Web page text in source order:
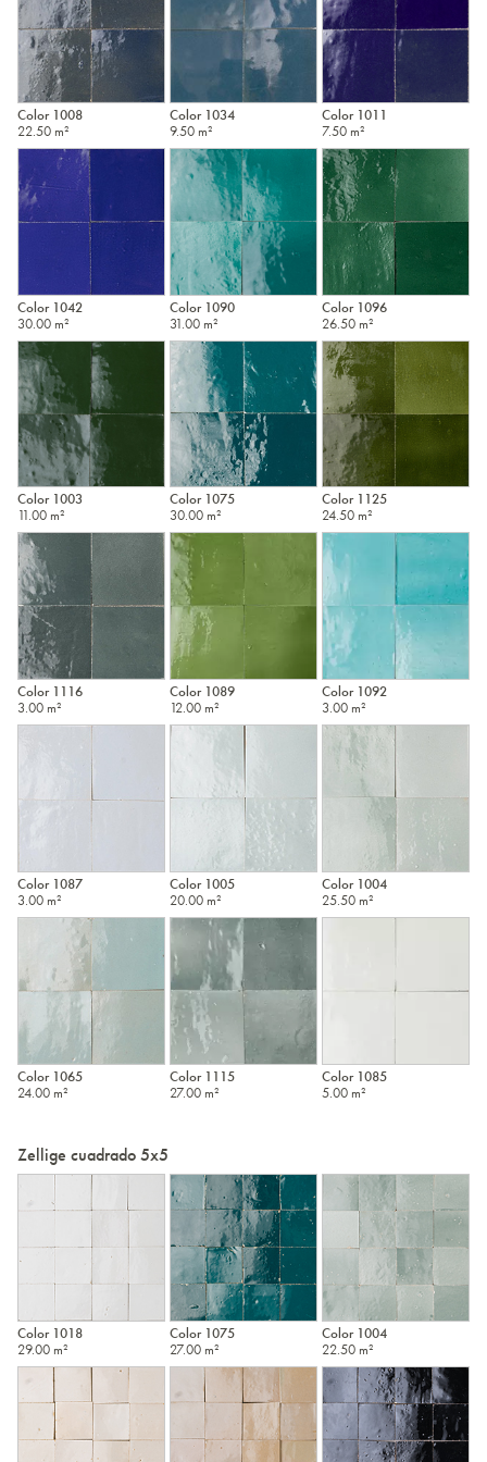
Color 1008
22.50 m²
Color 1034
9.50 m²
Color 1011
7.50 m²
Color 1042
30.00 m²
Color 1090
31.00 m²
Color 1096
26.50 m²
Color 1003
11.00 m²
Color 1075
30.00 m²
Color 1125
24.50 m²
Color 1116
3.00 m²
Color 1089
12.00 m²
Color 1092
3.00 m²
Color 1087
3.00 m²
Color 1005
20.00 m²
Color 1004
25.50 m²
Color 1065
24.00 m²
Color 1115
27.00 m²
Color 1085
5.00 m²
Zellige cuadrado 5x5
Color 1018
29.00 m²
Color 1075
27.00 m²
Color 1004
22.50 m²